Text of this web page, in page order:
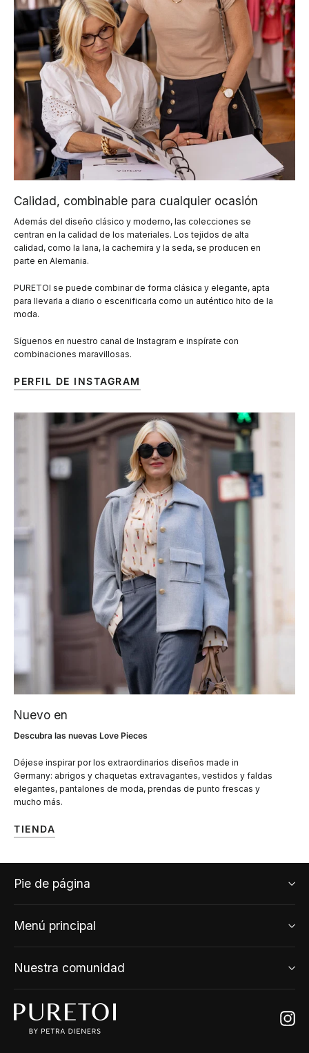
Calidad, combinable para cualquier ocasión
Además del diseño clásico y moderno, las colecciones se
centran en la calidad de los materiales. Los tejidos de alta
calidad, como la lana, la cachemira y la seda, se producen en
parte en Alemania.
PURETOI se puede combinar de forma clásica y elegante, apta
para llevarla a diario o escenificarla como un auténtico hito de la
moda.
Síguenos en nuestro canal de Instagram e inspírate con
combinaciones maravillosas.
PERFIL DE INSTAGRAM
Nuevo en
Descubra las nuevas Love Pieces
Déjese inspirar por los extraordinarios diseños made in
Germany: abrigos y chaquetas extravagantes, vestidos y faldas
elegantes, pantalones de moda, prendas de punto frescas y
mucho más.
TIENDA
Pie de página
Menú principal
Nuestra comunidad